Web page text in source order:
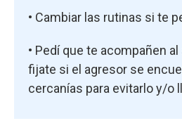
• Cambiar las rutinas si te
• Pedí que te acompañen
fijate si el agresor se
cercanías para evitarlo y/o